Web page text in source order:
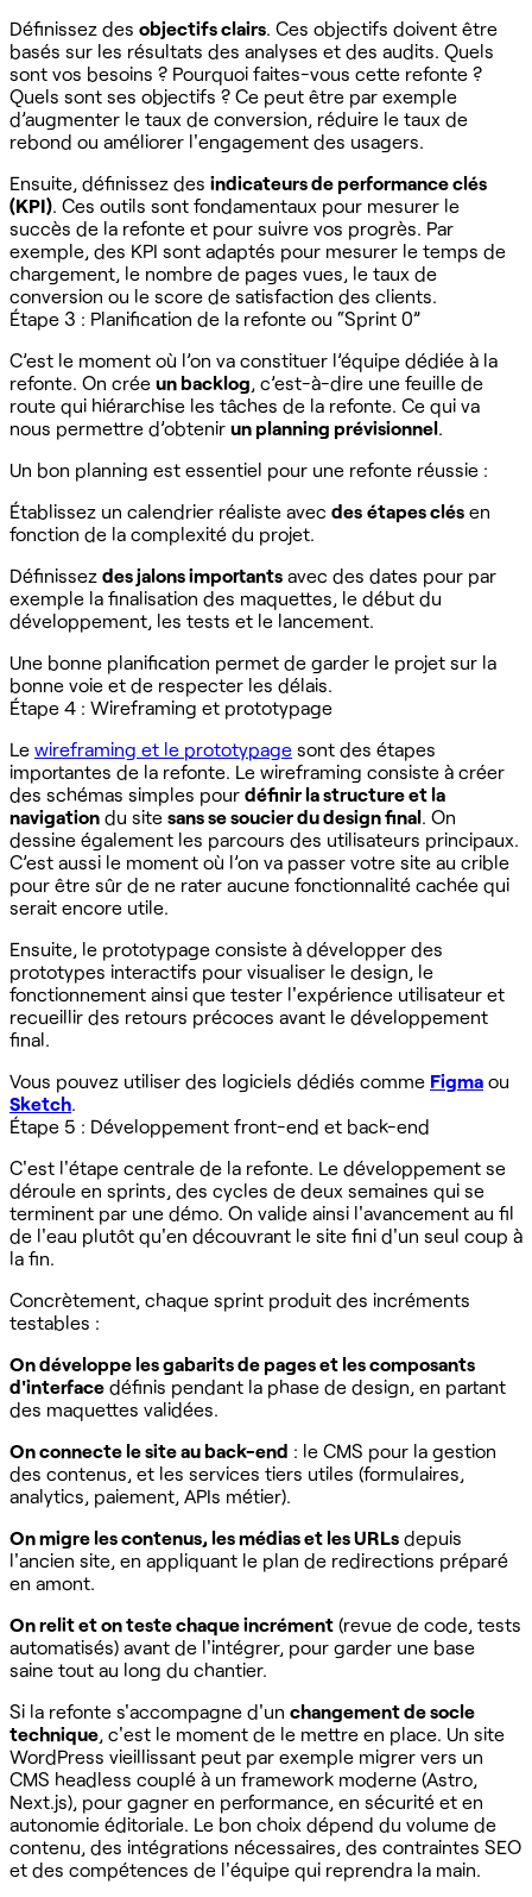
Définissez des objectifs clairs. Ces objectifs doivent être
basés sur les résultats des analyses et des audits. Quels
sont vos besoins ? Pourquoi faites-vous cette refonte ?
Quels sont ses objectifs ? Ce peut être par exemple
d’augmenter le taux de conversion, réduire le taux de
rebond ou améliorer l'engagement des usagers.
Ensuite, définissez des indicateurs de performance clés
(KPI). Ces outils sont fondamentaux pour mesurer le
succès de la refonte et pour suivre vos progrès. Par
exemple, des KPI sont adaptés pour mesurer le temps de
chargement, le nombre de pages vues, le taux de
conversion ou le score de satisfaction des clients.
Étape 3 : Planification de la refonte ou “Sprint 0”
C’est le moment où l’on va constituer l’équipe dédiée à la
refonte. On crée un backlog, c’est-à-dire une feuille de
route qui hiérarchise les tâches de la refonte. Ce qui va
nous permettre d’obtenir un planning prévisionnel.
Un bon planning est essentiel pour une refonte réussie :
Établissez un calendrier réaliste avec des étapes clés en
fonction de la complexité du projet.
Définissez des jalons importants avec des dates pour par
exemple la finalisation des maquettes, le début du
développement, les tests et le lancement.
Une bonne planification permet de garder le projet sur la
bonne voie et de respecter les délais.
Étape 4 : Wireframing et prototypage
Le wireframing et le prototypage sont des étapes
importantes de la refonte. Le wireframing consiste à créer
des schémas simples pour définir la structure et la
navigation du site sans se soucier du design final. On
dessine également les parcours des utilisateurs principaux.
C’est aussi le moment où l’on va passer votre site au crible
pour être sûr de ne rater aucune fonctionnalité cachée qui
serait encore utile.
Ensuite, le prototypage consiste à développer des
prototypes interactifs pour visualiser le design, le
fonctionnement ainsi que tester l'expérience utilisateur et
recueillir des retours précoces avant le développement
final.
Vous pouvez utiliser des logiciels dédiés comme Figma ou
Sketch.
Étape 5 : Développement front-end et back-end
C'est l'étape centrale de la refonte. Le développement se
déroule en sprints, des cycles de deux semaines qui se
terminent par une démo. On valide ainsi l'avancement au fil
de l'eau plutôt qu'en découvrant le site fini d'un seul coup à
la fin.
Concrètement, chaque sprint produit des incréments
testables :
On développe les gabarits de pages et les composants
d'interface définis pendant la phase de design, en partant
des maquettes validées.
On connecte le site au back-end : le CMS pour la gestion
des contenus, et les services tiers utiles (formulaires,
analytics, paiement, APIs métier).
On migre les contenus, les médias et les URLs depuis
l'ancien site, en appliquant le plan de redirections préparé
en amont.
On relit et on teste chaque incrément (revue de code, tests
automatisés) avant de l'intégrer, pour garder une base
saine tout au long du chantier.
Si la refonte s'accompagne d'un changement de socle
technique, c'est le moment de le mettre en place. Un site
WordPress vieillissant peut par exemple migrer vers un
CMS headless couplé à un framework moderne (Astro,
Next.js), pour gagner en performance, en sécurité et en
autonomie éditoriale. Le bon choix dépend du volume de
contenu, des intégrations nécessaires, des contraintes SEO
et des compétences de l'équipe qui reprendra la main.